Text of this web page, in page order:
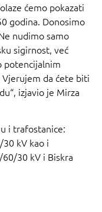
ćemo pokazati
godina. Donosimo
nudimo samo
sigirnost, već
potencijalnim
da ćete biti
izjavio je Mirza
i trafostanice:
kV kao i
30 kV i Biskra